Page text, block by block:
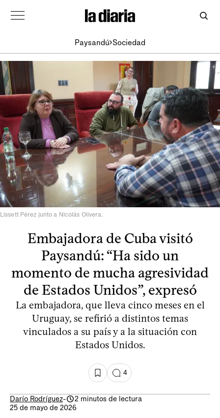
Paysandú Sociedad
Lissett Pérez junto a Nicolás Olivera.
Embajadora de Cuba visitó
Paysandú: “Ha sido un
momento de mucha agresividad
de Estados Unidos”, expresó
La embajadora, que lleva cinco meses en el
Uruguay, se refirió a distintos temas
vinculados a su país y a la situación con
Estados Unidos.
4
Darío Rodríguez-
2 minutos de lectura
25 de mayo de 2026